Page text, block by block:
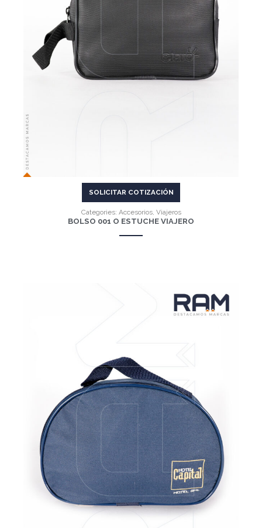
VER MÁS
SOLICITAR COTIZACIÓN
Categories: Accesorios, Viajeros
BOLSO 001 O ESTUCHE VIAJERO
VER MÁS